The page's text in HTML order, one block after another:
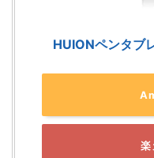
HUIONペンタ